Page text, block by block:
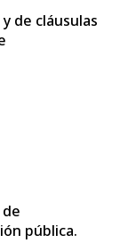
de cláusulas
pública.